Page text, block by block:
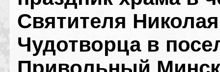
Святителя Николая
Чудотворца в